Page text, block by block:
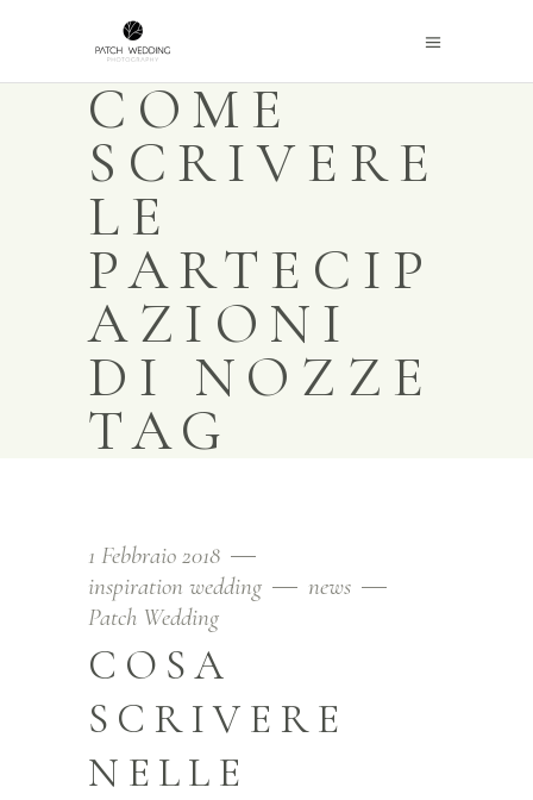
COME
SCRIVERE
LE
PARTECIP
AZIONI
DI NOZZE
TAG
1 Febbraio 2018
inspiration wedding
news
Patch Wedding
COSA
SCRIVERE
NELLE